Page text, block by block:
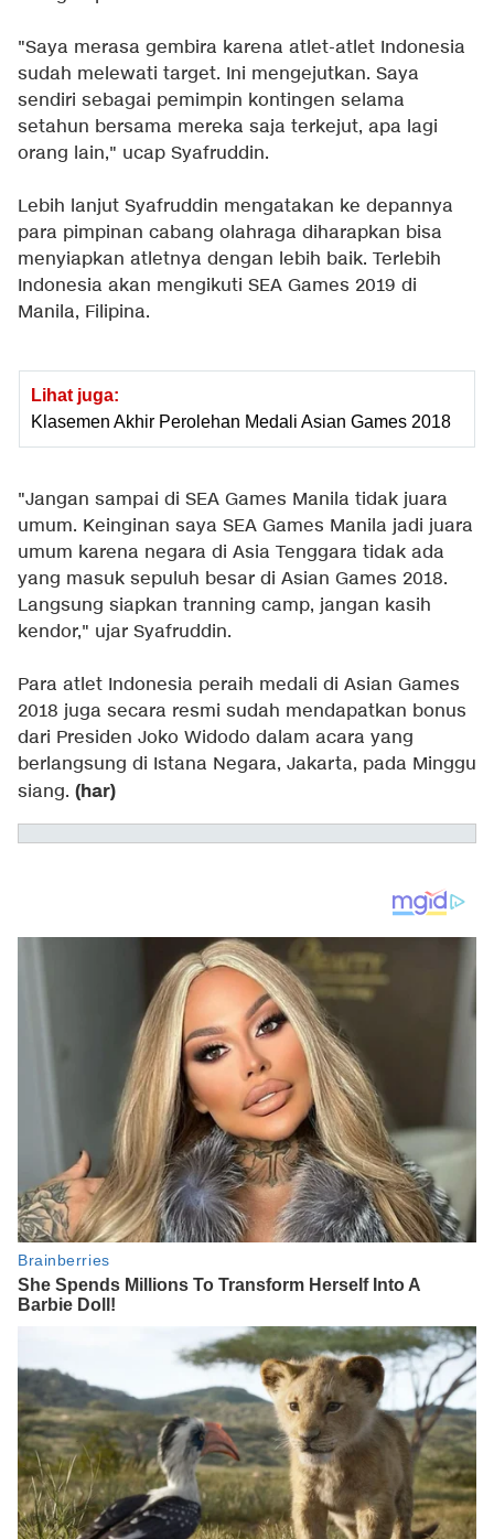
"Saya merasa gembira karena atlet-atlet Indonesia
sudah melewati target. Ini mengejutkan. Saya
sendiri sebagai pemimpin kontingen selama
setahun bersama mereka saja terkejut, apa lagi
orang lain," ucap Syafruddin.
Lebih lanjut Syafruddin mengatakan ke depannya
para pimpinan cabang olahraga diharapkan bisa
menyiapkan atletnya dengan lebih baik. Terlebih
Indonesia akan mengikuti SEA Games 2019 di
Manila, Filipina.
Lihat juga:
Klasemen Akhir Perolehan Medali Asian Games 2018
"Jangan sampai di SEA Games Manila tidak juara
umum. Keinginan saya SEA Games Manila jadi juara
umum karena negara di Asia Tenggara tidak ada
yang masuk sepuluh besar di Asian Games 2018.
Langsung siapkan tranning camp, jangan kasih
kendor," ujar Syafruddin.
Para atlet Indonesia peraih medali di Asian Games
2018 juga secara resmi sudah mendapatkan bonus
dari Presiden Joko Widodo dalam acara yang
berlangsung di Istana Negara, Jakarta, pada Minggu
siang. (har)